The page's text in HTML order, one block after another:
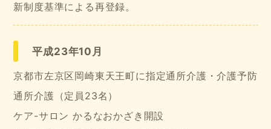
新制度基準による再登録。
平成23年10月
京都市左京区岡崎東天王町に指定通所介護・介護予防
通所介護（定員23名）
ケア-サロン かるなおかざき開設